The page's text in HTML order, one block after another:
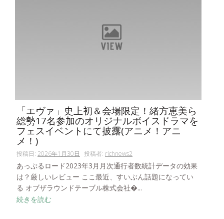
「エヴァ」史上初＆会場限定！緒方恵美ら
総勢17名参加のオリジナルボイスドラマを
フェスイベントにて披露(アニメ！アニ
メ！)
投稿日: 2026年1月30日 投稿者: richnews2
あっぷるロード2023年3月月次通行者数統計データの効果
は？厳しいレビュー ここ最近、すいぶん話題になってい
る オブザラウンドテーブル株式会社�...
続きを読む